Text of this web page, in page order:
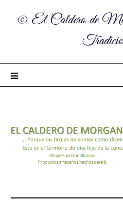
© El Caldero de